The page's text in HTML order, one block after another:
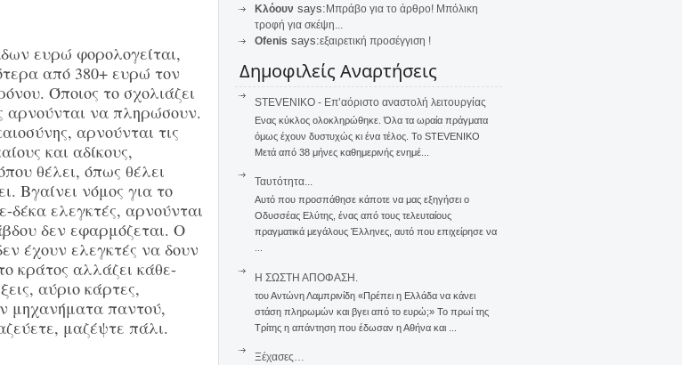
ευρώ φορολογείται,
από 380+ ευρώ τον
Όποιος το σχολιάζει
αρνούνται να πληρώσουν.
αρνούνται τις
και αδίκους,
θέλει, όπως θέλει
Βγαίνει νόμος για το
δέκα ελεγκτές, αρνούνται
δεν εφαρμόζεται. Ο
έχουν ελεγκτές να δουν
κράτος αλλάζει κάθε-
αύριο κάρτες,
μηχανήματα παντού,
μαζέψτε πάλι.
Κλόουν says: Μπράβο για το άρθρο! Μπόλικη
τροφή για σκέψη...
Ofenis says:εξαιρετική προσέγγιση !
Δημοφιλείς Αναρτήσεις
STEVENIKO - Επ’αόριστο αναστολή λειτουργίας
Ενας κύκλος ολοκληρώθηκε. Όλα τα ωραία πράγματα
όμως έχουν δυστυχώς κι ένα τέλος. Το STEVENIKO
Μετά από 38 μήνες καθημερινής ενημέ...
Ταυτότητα...
Αυτό που προσπάθησε κάποτε να μας εξηγήσει ο
Οδυσσέας Ελύτης, ένας από τους τελευταίους
πραγματικά μεγάλους Έλληνες, αυτό που επιχείρησε να
...
Η ΣΩΣΤΗ ΑΠΟΦΑΣΗ.
του Αντώνη Λαμπρινίδη «Πρέπει η Ελλάδα να κάνει
στάση πληρωμών και βγει από το ευρώ;» Το πρωί της
Τρίτης η απάντηση που έδωσαν η Αθήνα και ...
Ξέχασες…